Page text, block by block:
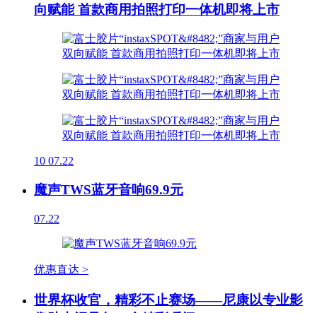
向赋能 首款商用拍照打印一体机即将上市
10 07.22
魔声TWS蓝牙音响69.9元
07.22
优惠直达 >
世界杯收官，精彩不止赛场——尼康以专业影